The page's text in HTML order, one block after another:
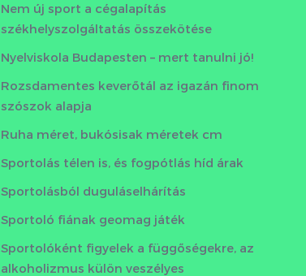
Nem új sport a cégalapítás
székhelyszolgáltatás összekötése
Nyelviskola Budapesten – mert tanulni jó!
Rozsdamentes keverőtál az igazán finom
szószok alapja
Ruha méret, bukósisak méretek cm
Sportolás télen is, és fogpótlás híd árak
Sportolásból duguláselhárítás
Sportoló fiának geomag játék
Sportolóként figyelek a függőségekre, az
alkoholizmus külön veszélyes